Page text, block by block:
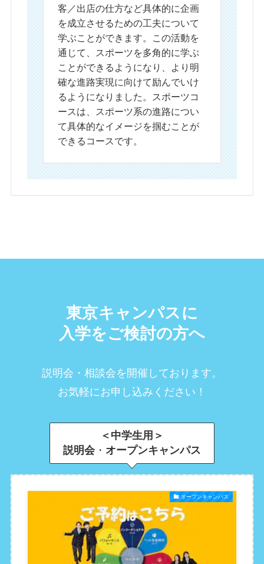
客／出店の仕方など具体的に企画
を成立させるための工夫について
学ぶことができます。この活動を
通じて、スポーツを多角的に学ぶ
ことができるようになり、より明
確な進路実現に向けて励んでいけ
るようになりました。スポーツコ
ースは、スポーツ系の進路につい
て具体的なイメージを掴むことが
できるコースです。
東京キャンパスに
入学をご検討の方へ
説明会・相談会を開催しております。
お気軽にお申し込みください！
＜中学生用＞
説明会・ オープンキャンパス
オープンキャンパス